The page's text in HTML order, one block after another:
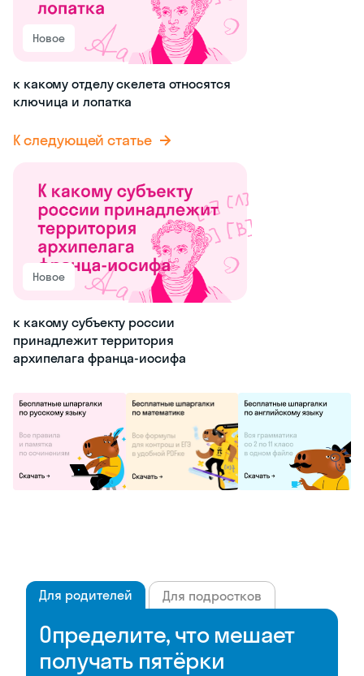
Новое
к какому отделу скелета относятся
ключица и лопатка
К следующей статье
Новое
к какому субъекту россии
принадлежит территория
архипелага франца-иосифа
Для родителей Для подростков
Определите, что мешает
получать пятёрки